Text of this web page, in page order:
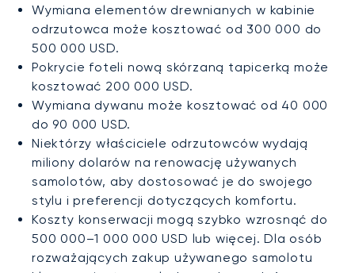
Wymiana elementów drewnianych w kabinie
odrzutowca może kosztować od 300 000 do
500 000 USD.
Pokrycie foteli nową skórzaną tapicerką może
kosztować 200 000 USD.
Wymiana dywanu może kosztować od 40 000
do 90 000 USD.
Niektórzy właściciele odrzutowców wydają
miliony dolarów na renowację używanych
samolotów, aby dostosować je do swojego
stylu i preferencji dotyczących komfortu.
Koszty konserwacji mogą szybko wzrosnąć do
500 000–1 000 000 USD lub więcej. Dla osób
rozważających zakup używanego samolotu